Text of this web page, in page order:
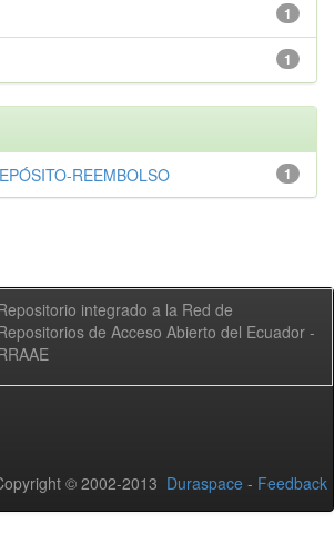
1
1
1
REEMBOLSO
integrado a la Red de
de Acceso Abierto del Ecuador -
© 2002-2013 Duraspace - Feedback